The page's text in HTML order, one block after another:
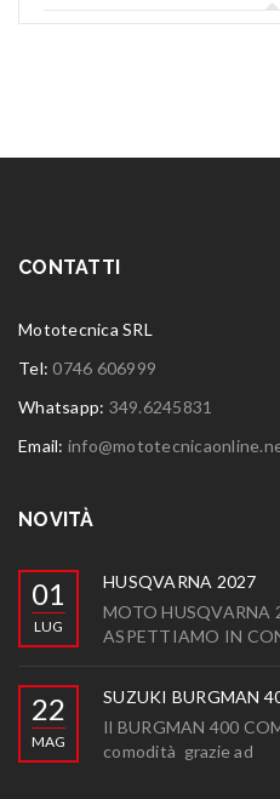
CONTATTI
Mototecnica SRL
Tel:0746 606999
Whatsapp: 349.6245831
Email:
NOVITÀ
01
LUG
HUSQVARNA 2027
MOTO HUSQVARNA
ASPETTIAMO IN
22
MAG
SUZUKI BURGMAN
Il BURGMAN 400
comodità grazie ad